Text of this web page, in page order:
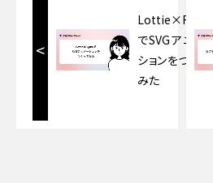
<
Lottie×Figma
でSVGアニメ
ションをつくって
みた